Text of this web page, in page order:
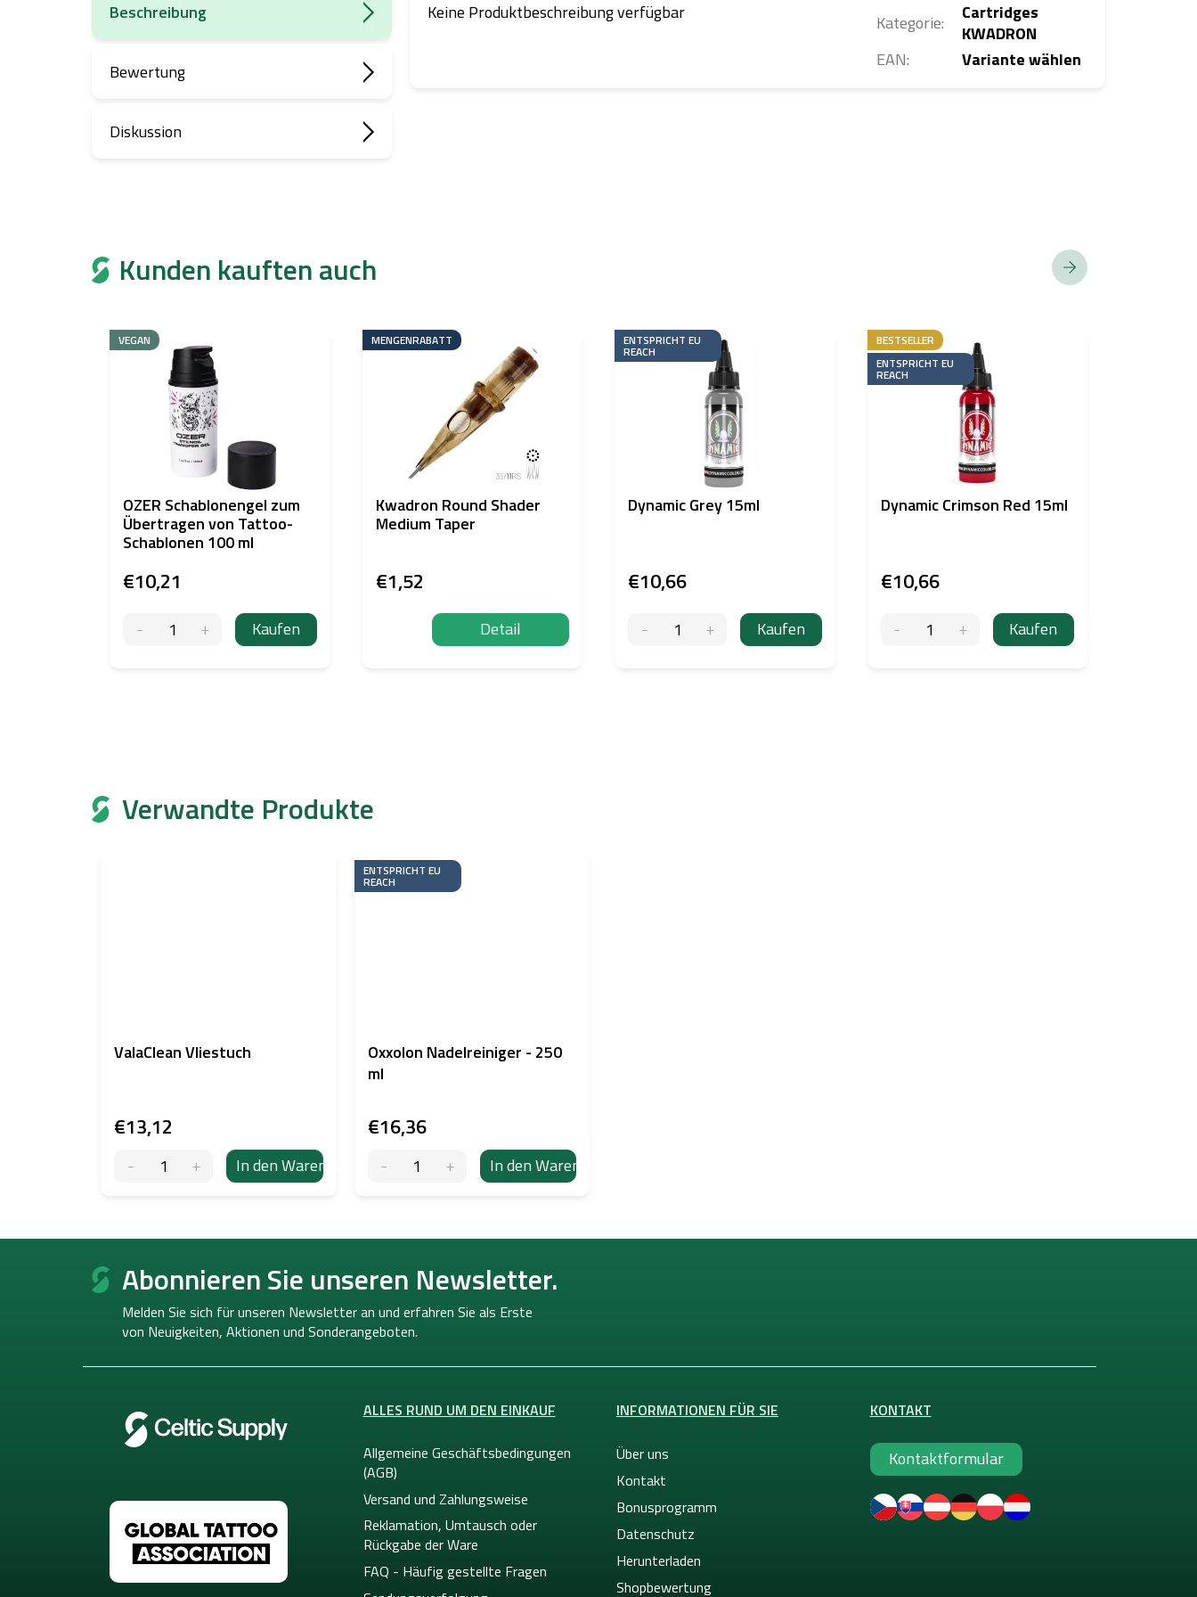
Verwandte Produkte
ValaClean Vliestuch
€13,12
In den Warenkorb
ENTSPRICHT EU
REACH
Oxxolon Nadelreiniger - 250
ml
€16,36
In den Warenkorb
Beschreibung
Bewertung
Diskussion
Keine Produktbeschreibung verfügbar Kategorie:
Cartridges
KWADRON
EAN: Variante wählen
Kunden kauften auch
VEGAN
OZER Schablonengel zum
Übertragen von Tattoo-
Schablonen 100 ml
€10,21
Kaufen
MENGENRABATT
Kwadron Round Shader
Medium Taper
€1,52
Detail
ENTSPRICHT EU
REACH
Dynamic Grey 15ml
€10,66
Kaufen
BESTSELLER
ENTSPRICHT EU
REACH
Dynamic Crimson Red 15ml
€10,66
Kaufen
F
Abonnieren Sie unseren Newsletter.
Melden Sie sich für unseren Newsletter an und erfahren Sie als Erste
von Neuigkeiten, Aktionen und Sonderangeboten.
ALLES RUND UM DEN EINKAUF
Allgemeine Geschäftsbedingungen
(AGB)
Versand und Zahlungsweise
Reklamation, Umtausch oder
Rückgabe der Ware
FAQ - Häufig gestellte Fragen
INFORMATIONEN FÜR SIE
Über uns
Kontakt
Bonusprogramm
Datenschutz
Herunterladen
Shopbewertung
KONTAKT
Kontaktformular